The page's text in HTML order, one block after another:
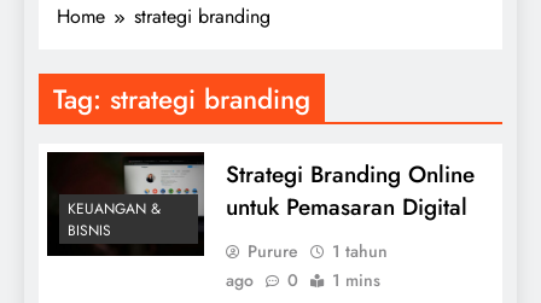
Home strategi branding
Tag: strategi branding
KEUANGAN &
BISNIS
Strategi Branding Online
untuk Pemasaran Digital
Purure
1 tahun
ago
0 1 mins